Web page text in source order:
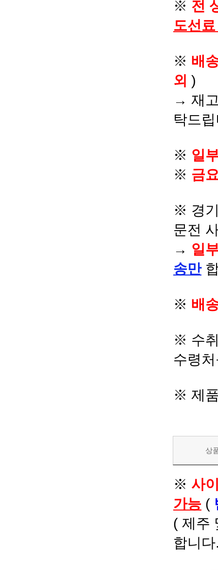
※ 전
도선
※ 배
외 )
→ 재
탁드
※ 일
※ 금
※ 경
문전
→ 일
송만
※ 배
※ 수
수령
※ 제
상
※ 사
가능 (
( 제주
합니